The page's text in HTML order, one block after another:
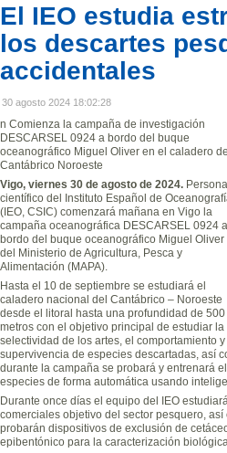
El IEO estudia
los descartes
accidentales
30 agosto 2024 18:02:28
n Comienza la campaña de investigación
DESCARSEL 0924 a bordo del buque
oceanográfico Miguel Oliver en el caladero del
Cantábrico Noroeste
Vigo, viernes 30 de agosto de 2024. Personal
científico del Instituto Español de
(IEO, CSIC) comenzará mañana en Vigo la
campaña oceanográfica DESCARSEL 0924 a
bordo del buque oceanográfico Miguel Oliver
del Ministerio de Agricultura, Pesca y
Alimentación (MAPA).
Hasta el 10 de septiembre se estudiará el
caladero nacional del Cantábrico – Noroeste
desde el litoral hasta una profundidad de 500
metros con el objetivo principal de estudiar la
selectividad de los artes, el comportamiento y
supervivencia de especies descartadas, así
durante la campaña se probará y entrenará
especies de forma automática usando
Durante once días el equipo del IEO
comerciales objetivo del sector pesquero,
probarán dispositivos de exclusión de
epibentónico para la caracterización